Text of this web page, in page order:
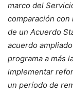
marco del
comparación con
de un Acuerdo
acuerdo
programa a más
implementar
un período de